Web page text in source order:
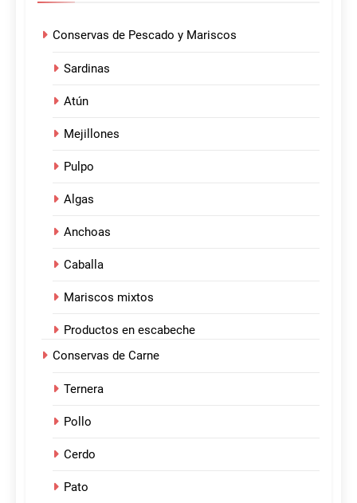
Conservas de Pescado y Mariscos
Sardinas
Atún
Mejillones
Pulpo
Algas
Anchoas
Caballa
Mariscos mixtos
Productos en escabeche
Conservas de Carne
Ternera
Pollo
Cerdo
Pato